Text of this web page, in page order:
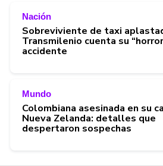
Nación
Sobreviviente de taxi
Transmilenio cuenta su
accidente
Mundo
Colombiana asesinada en su
Nueva Zelanda: detalles que
despertaron sospechas